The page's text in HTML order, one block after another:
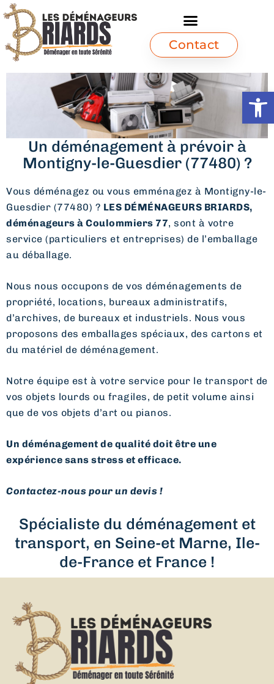
Ouvrir
Contact
Un déménagement à prévoir à
Montigny-le-Guesdier (77480) ?
Vous déménagez ou vous emménagez à Montigny-le-
Guesdier (77480) ? LES DÉMÉNAGEURS BRIARDS,
déménageurs à Coulommiers 77, sont à votre
service (particuliers et entreprises) de l’emballage
au déballage.
Nous nous occupons de vos déménagements de
propriété, locations, bureaux administratifs,
d’archives, de bureaux et industriels. Nous vous
proposons des emballages spéciaux, des cartons et
du matériel de déménagement.
Notre équipe est à votre service pour le transport de
vos objets lourds ou fragiles, de petit volume ainsi
que de vos objets d’art ou pianos.
Un déménagement de qualité doit être une
expérience sans stress et efficace.
Contactez-nous pour un devis !
Spécialiste du déménagement et
transport, en Seine-et Marne, Ile-
de-France et France !